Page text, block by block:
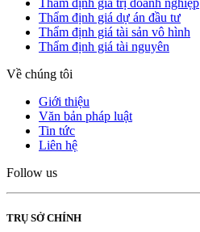
Thẩm định giá dự án đầu tư
Thẩm định giá tài sản vô hình
Thẩm định giá tài nguyên
Về chúng tôi
Giới thiệu
Văn bản pháp luật
Tin tức
Liên hệ
Follow us
TRỤ SỞ CHÍNH